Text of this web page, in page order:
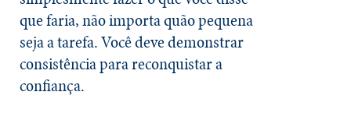
que faria, não importa quão pequena
seja a tarefa. Você deve demonstrar
consistência para reconquistar a
confiança.